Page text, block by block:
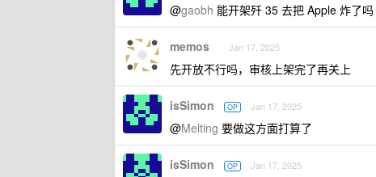
@gaobh 能开架歼 35 去把 Apple 炸了吗
memos Jan 17, 2025
先开放不行吗，审核上架完了再关上
isSimon OP Jan 17, 2025
@Melting 要做这方面打算了
isSimon OP Jan 17, 2025